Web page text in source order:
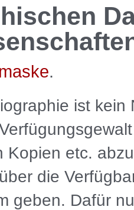
.
ist kein
Kopien etc.
die
geben. Dafür